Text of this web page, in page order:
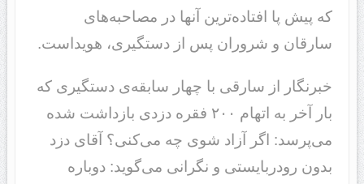
که پیش پا افتاده‌ترین آنها در مصاحبه‌های
سارقان و شروران پس از دستگیری، هویداست.
خبرنگار از سارقی با چهار سابقه‌ی دستگیری که
بار آخر به اتهام ۲۰۰ فقره دزدی بازداشت شده
می‌پرسد: اگر آزاد شوی چه می‌کنی؟ آقای دزد
بدون رودربایستی و نگرانی می‌گوید: دوباره